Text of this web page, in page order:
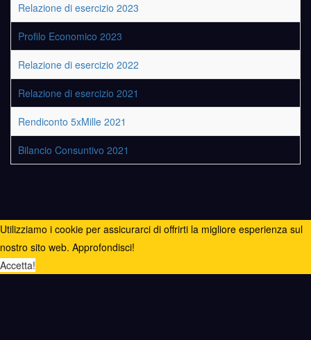
Relazione di esercizio 2023
Profilo Economico 2023
Relazione di esercizio 2022
Relazione di esercizio 2021
Rendiconto 5xMille 2021
Bilancio Consuntivo 2021
Utilizziamo i cookie per assicurarci di offrirti la migliore esperienza sul
nostro sito web. Approfondisci!
Accetta!